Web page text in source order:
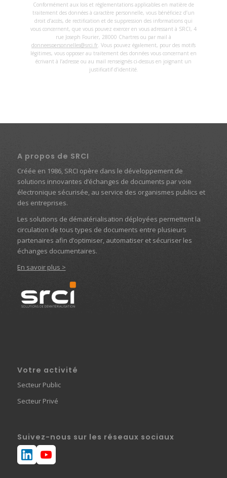
Conformément aux lois et réglementations applicables en matière de
traitement des données à caractère personnelle, vous bénéficiez d’un
droit d’accès, de rectification et de suppression des informations qui
vous concernent, que vous pouvez exercer en vous adressant à SRCI, 4
rue Joseph Fourier, 28000 Chartres ou par mail à
donneespersonnelles@srci.fr . Vous pouvez également, pour des motifs
légitimes, vous opposer au traitement des données vous concernant en
écrivant à l’adresse ou au mail renseignés ci-dessus en joignant un
justificatif d’identité.
A propos de SRCI
Créée en 1986, SRCI opère dans le développement de
solutions innovantes d’échanges de documents par voie
électronique sécurisée, au service des organismes publics et
des entreprises.
Les solutions de dématérialisation déployées permettent la
circulation de tous types de documents entre plusieurs
partenaires afin d’optimiser, automatiser et sécuriser les
échanges documentaires.
En savoir plus >
Votre activité
Secteur Public
Secteur Privé
Suivez-nous sur les réseaux sociaux